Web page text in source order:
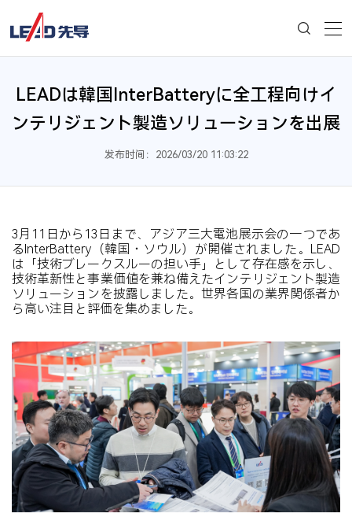
LEADは韓国InterBatteryに全工程向けイ
ンテリジェント製造ソリューションを出展
发布时间：2026/03/20 11:03:22
3月11日から13日まで、アジア三大電池展示会の一つであ
るInterBattery（韓国・ソウル）が開催されました。LEAD
は「技術ブレークスルーの担い手」として存在感を示し、
技術革新性と事業価値を兼ね備えたインテリジェント製造
ソリューションを披露しました。世界各国の業界関係者か
ら高い注目と評価を集めました。